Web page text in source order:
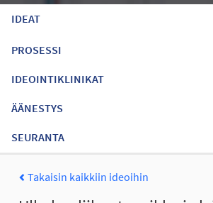
IDEAT
PROSESSI
IDEOINTIKLINIKAT
ÄÄNESTYS
SEURANTA
Takaisin kaikkiin ideoihin